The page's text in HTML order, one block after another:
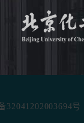
32041202003694号